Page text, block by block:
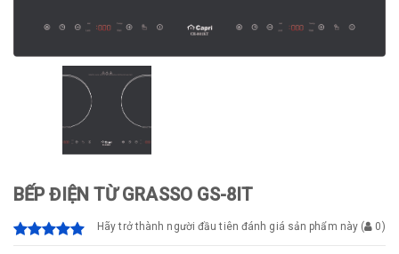
BẾP ĐIỆN TỪ GRASSO GS-8IT
Hãy trở thành người đầu tiên đánh giá sản phẩm này ( 0)